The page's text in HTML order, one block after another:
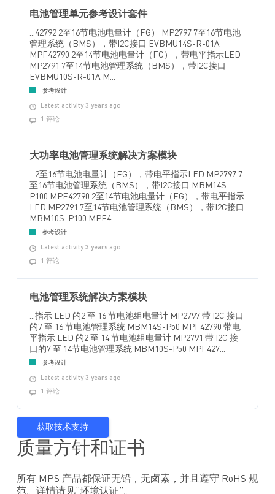
电池管理单元参考设计套件
...42792 2至16节电池电量计（FG） MP2797 7至16节电池
管理系统（BMS），带I2C接口 EVBMU14S-R-01A
MPF42790 2至14节电池电量计（FG），带电平指示LED
MP2791 7至14节电池管理系统（BMS），带I2C接口
EVBMU10S-R-01A M...
参考设计
Latest activity 3 years ago
1 评论
大功率电池管理系统解决方案模块
...2至16节电池电量计（FG），带电平指示LED MP2797 7
至16节电池管理系统（BMS），带I2C接口 MBM14S-
P100 MPF42790 2至14节电池电量计（FG），带电平指示
LED MP2791 7至14节电池管理系统（BMS），带I2C接口
MBM10S-P100 MPF4...
参考设计
Latest activity 3 years ago
1 评论
电池管理系统解决方案模块
...指示 LED 的2 至 16 节电池组电量计 MP2797 带 I2C 接口
的7 至 16 节电池管理系统 MBM14S-P50 MPF42790 带电
平指示 LED 的2 至 14 节电池组电量计 MP2791 带 I2C 接
口的7 至 14节电池管理系统 MBM10S-P50 MPF427...
参考设计
Latest activity 3 years ago
1 评论
获取技术支持
质量方针和证书
所有 MPS 产品都保证无铅，无卤素，并且遵守 RoHS 规
范。详情请见“环境认证”。